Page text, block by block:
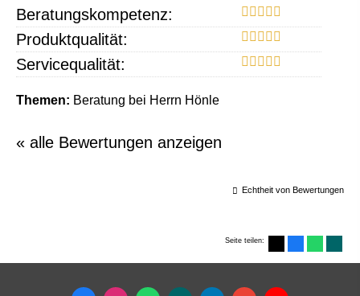
Beratungskompetenz:
Produktqualität:
Servicequalität:
Themen: Beratung bei Herrn Hönle
« alle Bewertungen anzeigen
Echtheit von Bewertungen
Seite teilen: